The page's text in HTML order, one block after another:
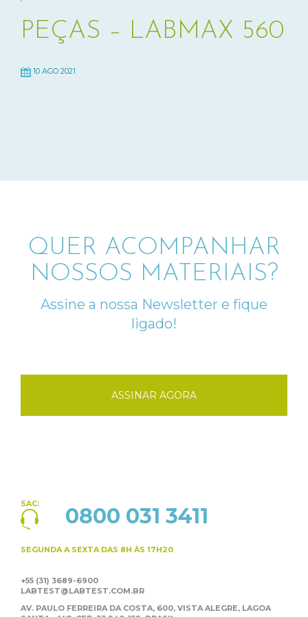
PEÇAS – LABMAX 560
10 AGO 2021
QUER ACOMPANHAR
NOSSOS MATERIAIS?
Assine a nossa Newsletter e fique
ligado!
ASSINAR AGORA
SAC: 0800 031 3411
SEGUNDA A SEXTA DAS 8H ÀS 17H20
+55 (31) 3689-6900
LABTEST@LABTEST.COM.BR
AV. PAULO FERREIRA DA COSTA, 600, VISTA ALEGRE, LAGOA